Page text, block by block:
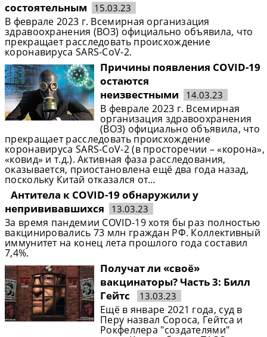
состоятельным
15.03.23
В феврале 2023 г. Всемирная организация
здравоохранения (ВОЗ) официально объявила, что
прекращает расследовать происхождение
коронавируса SARS-CoV-2.
Причины появления COVID-19
остаются
неизвестными
14.03.23
В феврале 2023 г. Всемирная
организация здравоохранения
(ВОЗ) официально объявила, что
прекращает расследовать происхождение
коронавируса SARS-CoV-2 (в просторечии – «корона»,
«ковид» и т.д.). Активная фаза расследования,
оказывается, приостановлена ещё два года назад,
поскольку Китай отказался от…
Антитела к COVID-19 обнаружили у
непрививавшихся
13.03.23
За время пандемии COVID-19 хотя бы раз полностью
вакцинировались 73 млн граждан РФ. Коллективный
иммунитет на конец лета прошлого года составил
7,4%.
Получат ли «своё»
вакцинаторы? Часть 3: Билл
Гейтс
13.03.23
Ещё в январе 2021 года, суд в
Перу назвал Сороса, Гейтса и
Рокфеллера "создателями"